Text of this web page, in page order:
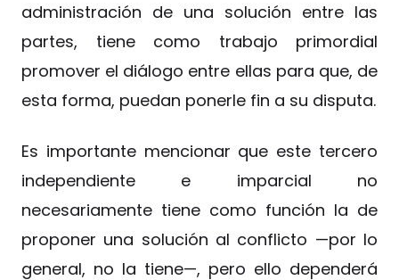
administración de una solución entre las
partes, tiene como trabajo primordial
promover el diálogo entre ellas para que, de
esta forma, puedan ponerle fin a su disputa.
Es importante mencionar que este tercero
independiente e imparcial no
necesariamente tiene como función la de
proponer una solución al conflicto —por lo
general, no la tiene—, pero ello dependerá